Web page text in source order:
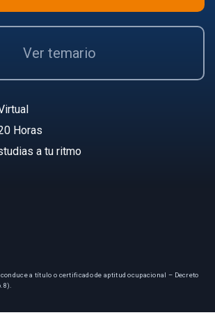
Ver temario
Horas
a tu ritmo
a título o certificado de aptitud ocupacional – Decreto